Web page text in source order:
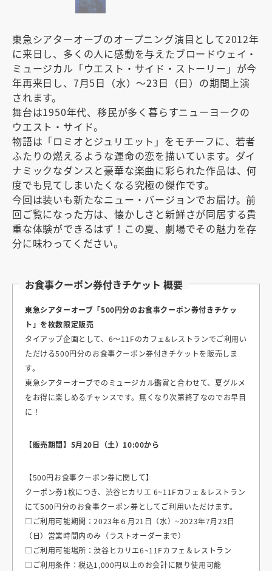
東急シアターオーブのオープニング演目として2012年
に来日し、多くの人に感動を与えたブロードウェイ・
ミュージカル「ウエスト・サイド・ストーリー」が今
年再来日し、7月5日（水）～23日（日）の期間上演
されます。
舞台は1950年代、移民が多く暮らすニューヨークの
ウエスト・サイド。
物語は「ロミオとジュリエット」をモチーフに、若者
ふたりの燃えるような運命の恋を描いています。ダイ
ナミックなダンスと豪華な楽曲に彩られた作品は、何
度でも見てしまいたくなる究極の傑作です。
今回は装いも新たなニュー・バージョンでお届け。前
回ご覧になった方は、懐かしさと新鮮さが同居する貴
重な体験ができるはず！この夏、劇場でその魅力を存
分に味わってください。
お食事クーポン券付きチケット 概要
東急シアターオーブ「500円分のお食事クーポン券付きチケッ
ト」を枚数限定販売
タイアップ企画として、6〜11Fのカフェ&レストランでご利用い
ただける500円分のお食事クーポン券付きチケットを販売しま
す。
東急シアターオーブでのミュージカル鑑賞と合わせて、夏グルメ
をお得に楽しめるチャンスです。無くなり次第終了なのでお早目
に！
【販売期間】5月20日（土）10:00から
【500円お食事クーポン券に関して】
クーポン券1枚につき、渋谷ヒカリエ 6~11Fカフェ＆レストラン
にて500円分のお食事クーポン券としてご利用いただけます。
□ご利用可能期間：2023年６月21日（水）~2023年7月23日
（日）営業時間内のみ（ラストオーダーまで）
□ご利用可能場所：渋谷ヒカリエ6~11Fカフェ＆レストラン
□ご利用条件：税込1,000円以上のお会計に限り使用可能